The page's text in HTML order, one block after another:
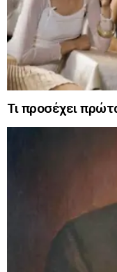
Τι προσέχει